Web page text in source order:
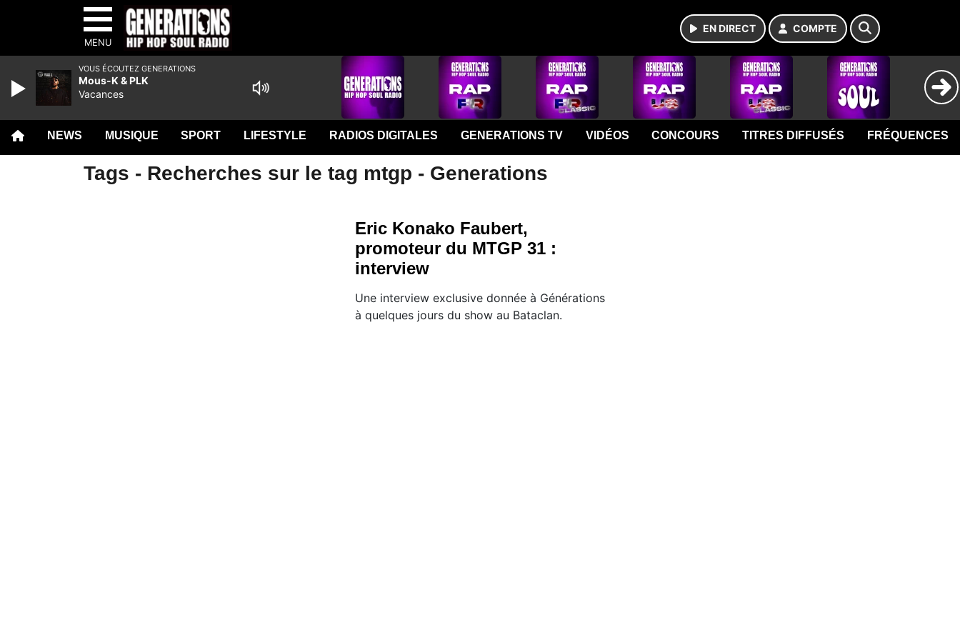
MENU
EN DIRECT COMPTE
NEWS MUSIQUE SPORT LIFESTYLE RADIOS DIGITALES GENERATIONS TV VIDÉOS CONCOURS TITRES DIFFUSÉS FRÉQUENCES
Tags - Recherches sur le tag mtgp - Generations
Eric Konako Faubert,
promoteur du MTGP 31 :
interview
Une interview exclusive donnée à Générations
à quelques jours du show au Bataclan.
VOUS ÉCOUTEZ GENERATIONS
Mous-K & PLK
Vacances